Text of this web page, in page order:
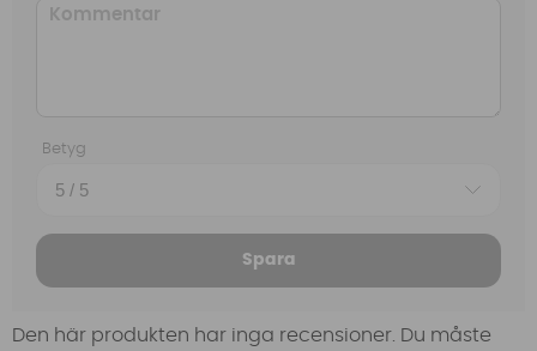
Betyg
Spara
Den här produkten har inga recensioner. Du måste